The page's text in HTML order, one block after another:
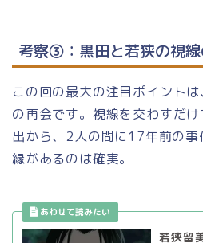
考察③：黒田と若狭の視線
この回の最大の注目ポイント
の再会です。視線を交わすだ
出から、2人の間に17年前の
縁があるのは確実。
若狭留